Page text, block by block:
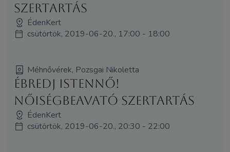
szertartás
ÉdenKert
csütörtök, 2019-06-20., 17:00 - 18:00
Méhnővérek, Pozsgai Nikoletta
Ébredj Istennő!
NőiségBeAvató Szertartás
ÉdenKert
csütörtök, 2019-06-20., 20:30 - 22:00